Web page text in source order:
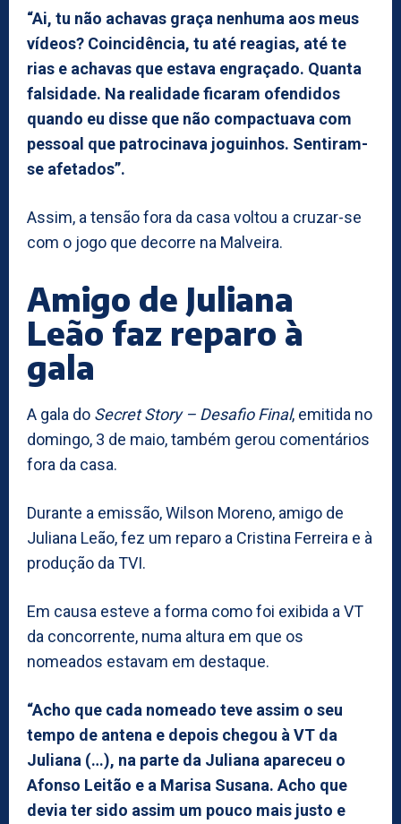
“Ai, tu não achavas graça nenhuma aos meus
vídeos? Coincidência, tu até reagias, até te
rias e achavas que estava engraçado. Quanta
falsidade. Na realidade ficaram ofendidos
quando eu disse que não compactuava com
pessoal que patrocinava joguinhos. Sentiram-
se afetados”.
Assim, a tensão fora da casa voltou a cruzar-se
com o jogo que decorre na Malveira.
Amigo de Juliana
Leão faz reparo à
gala
A gala do Secret Story – Desafio Final, emitida no
domingo, 3 de maio, também gerou comentários
fora da casa.
Durante a emissão, Wilson Moreno, amigo de
Juliana Leão, fez um reparo a Cristina Ferreira e à
produção da TVI.
Em causa esteve a forma como foi exibida a VT
da concorrente, numa altura em que os
nomeados estavam em destaque.
“Acho que cada nomeado teve assim o seu
tempo de antena e depois chegou à VT da
Juliana (…), na parte da Juliana apareceu o
Afonso Leitão e a Marisa Susana. Acho que
devia ter sido assim um pouco mais justo e